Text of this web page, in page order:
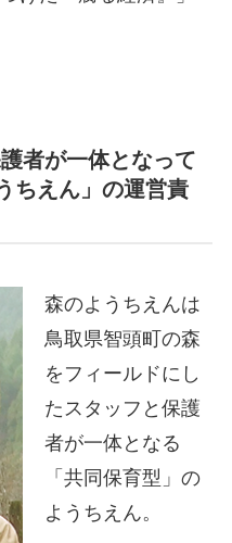
者が一体となって
ちえん」の運営責
森のようちえんは
鳥取県智頭町の森
をフィールドにし
たスタッフと保護
者が一体となる
「共同保育型」の
ようちえん。